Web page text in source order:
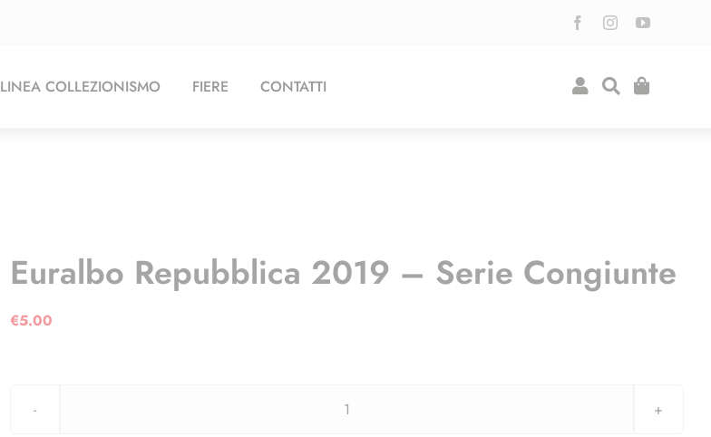
LINEA COLLEZIONISMO FIERE CONTATTI
Euralbo Repubblica 2019 – Serie Congiunte
€5.00
Euralbo